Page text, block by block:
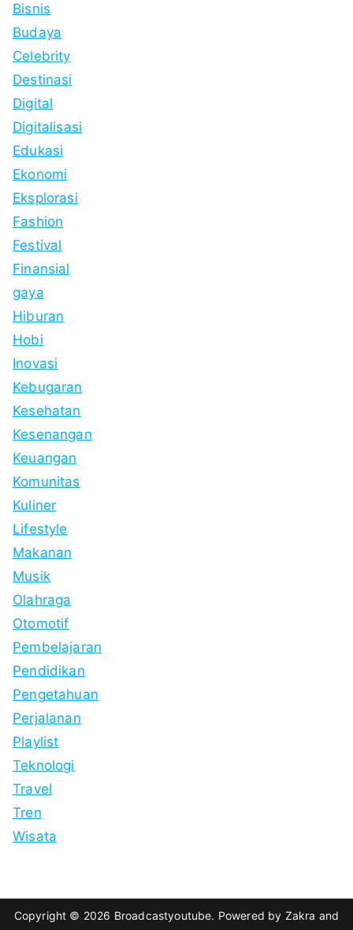
Bisnis
Budaya
Celebrity
Destinasi
Digital
Digitalisasi
Edukasi
Ekonomi
Eksplorasi
Fashion
Festival
Finansial
gaya
Hiburan
Hobi
Inovasi
Kebugaran
Kesehatan
Kesenangan
Keuangan
Komunitas
Kuliner
Lifestyle
Makanan
Musik
Olahraga
Otomotif
Pembelajaran
Pendidikan
Pengetahuan
Perjalanan
Playlist
Teknologi
Travel
Tren
Wisata
Copyright © 2026 Broadcastyoutube. Powered by Zakra and